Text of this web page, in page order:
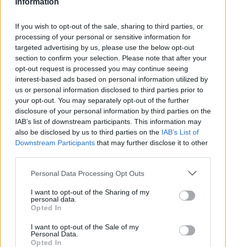
Information
If you wish to opt-out of the sale, sharing to third parties, or
processing of your personal or sensitive information for
targeted advertising by us, please use the below opt-out
section to confirm your selection. Please note that after your
opt-out request is processed you may continue seeing
interest-based ads based on personal information utilized by
us or personal information disclosed to third parties prior to
your opt-out. You may separately opt-out of the further
disclosure of your personal information by third parties on the
IAB’s list of downstream participants. This information may
also be disclosed by us to third parties on the IAB’s List of
Downstream Participants that may further disclose it to other
Personal Data Processing Opt Outs
I want to opt-out of the Sharing of my
personal data.
Opted In
I want to opt-out of the Sale of my
Personal Data.
Opted In
2026. augusztus 06., csütörtök
Villamosenergia-válság
enyhítéséről szóló intézkedéseket
fogadott el a kormány